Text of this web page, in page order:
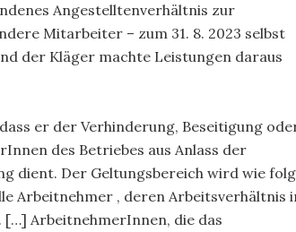
Angestelltenverhältnis zur
Mitarbeiter – zum 31. 8. 2023 selbst
der Kläger machte Leistungen daraus
er der Verhinderung, Beseitigung
des Betriebes aus Anlass der
dient. Der Geltungsbereich wird wie
Arbeitnehmer , deren Arbeitsverhältnis
[…] ArbeitnehmerInnen, die das